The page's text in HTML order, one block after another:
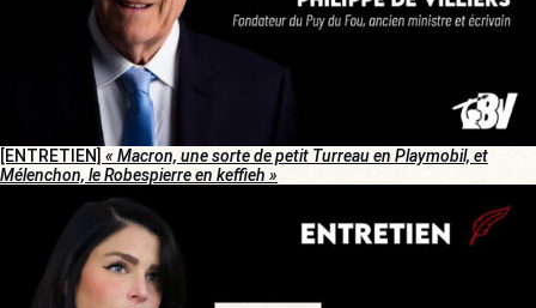
[ENTRETIEN] « Macron, une sorte de petit Turreau en Playmobil, et
Mélenchon, le Robespierre en keffieh »